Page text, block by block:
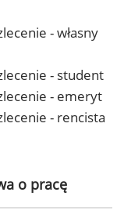
- własny
- student
- emeryt
- rencista
o pracę